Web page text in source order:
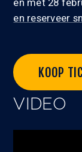
en reserveer
KOOP
VIDEO